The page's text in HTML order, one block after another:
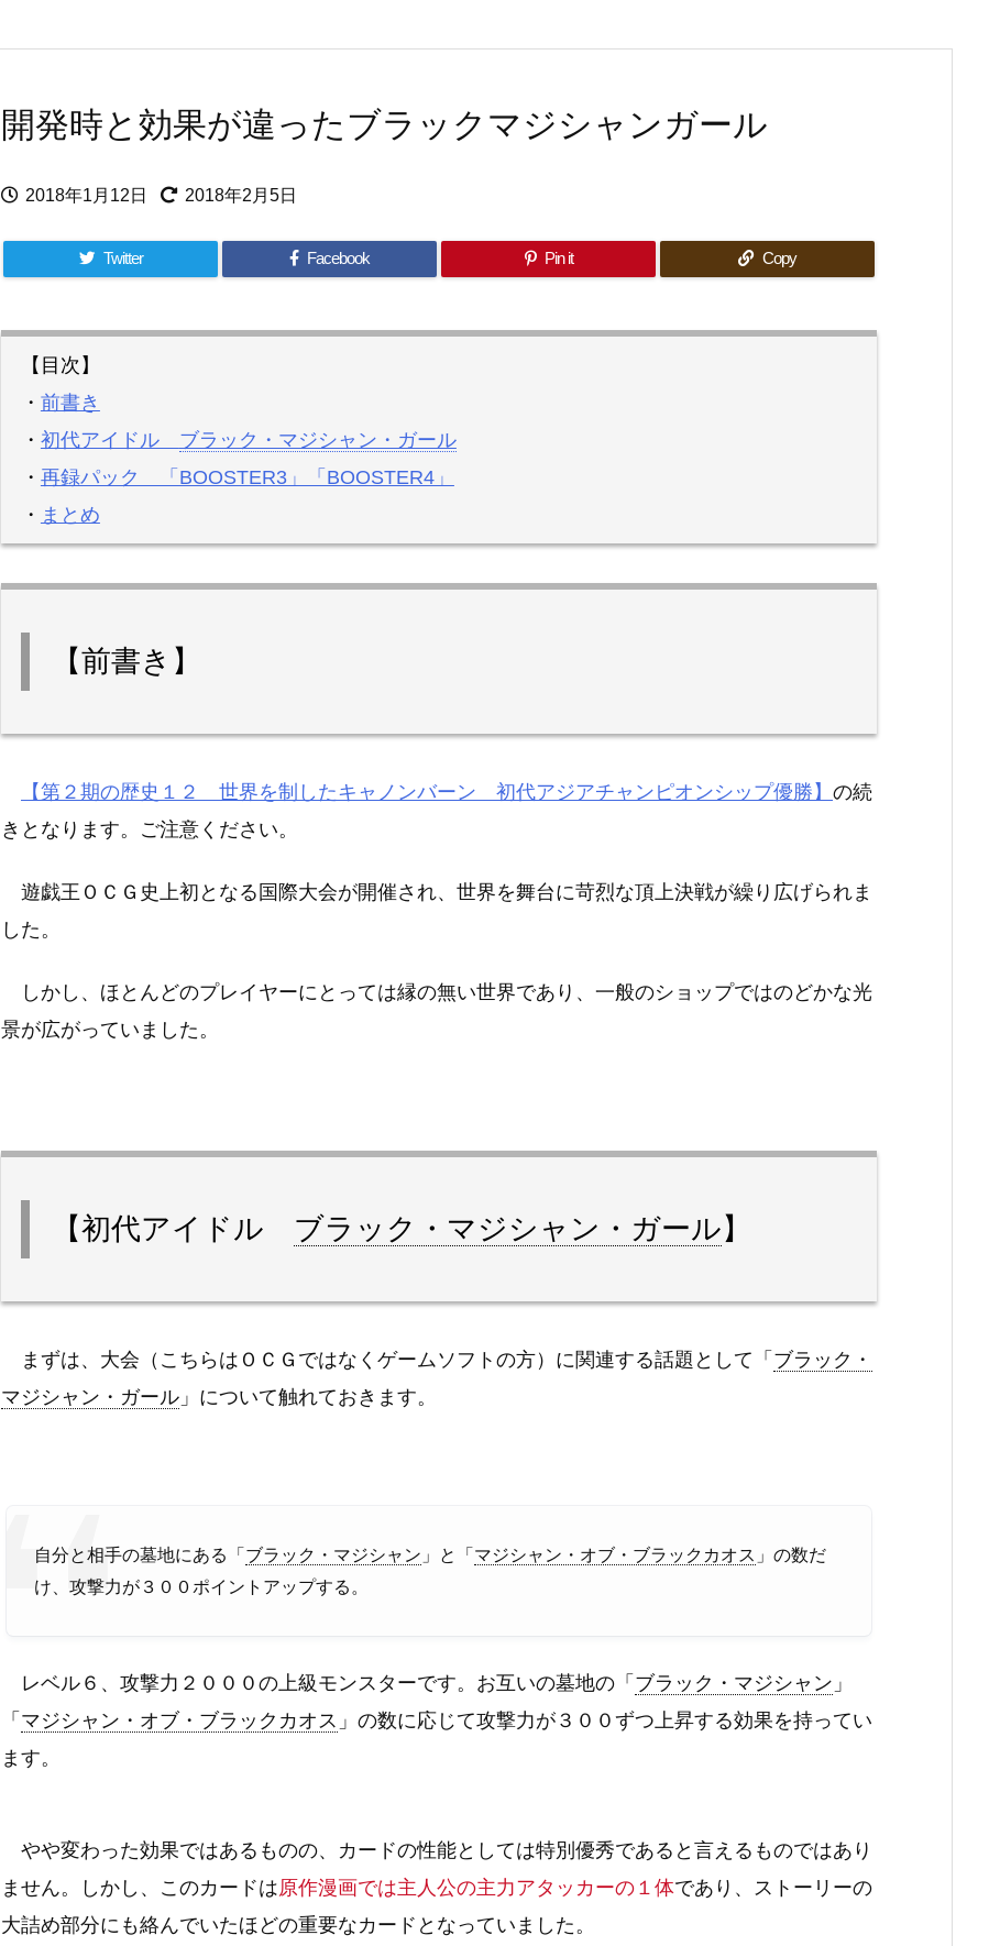
開発時と効果が違ったブラックマジシャンガール
2018年1月12日 2018年2月5日
Twitter Facebook Pin it Copy
【目次】
・ 前書き
・ 初代アイドル ブラック・マジシャン・ガール
・ 再録パック 「BOOSTER3」「BOOSTER4」
・ まとめ
【前書き】
【第２期の歴史１２ 世界を制したキャノンバーン 初代アジアチャンピオンシップ優勝】 の続
きとなります。ご注意ください。
遊戯王ＯＣＧ史上初となる国際大会が開催され、世界を舞台に苛烈な頂上決戦が繰り広げられま
した。
しかし、ほとんどのプレイヤーにとっては縁の無い世界であり、一般のショップではのどかな光
景が広がっていました。
【初代アイドル ブラック・マジシャン・ガール 】
まずは、大会（こちらはＯＣＧではなくゲームソフトの方）に関連する話題として「 ブラック・
マジシャン・ガール 」について触れておきます。
自分と相手の墓地にある「 ブラック・マジシャン 」と「 マジシャン・オブ・ブラックカオス 」の数だ
け、攻撃力が３００ポイントアップする。
レベル６、攻撃力２０００の上級モンスターです。お互いの墓地の「 ブラック・マジシャン 」
「 マジシャン・オブ・ブラックカオス 」の数に応じて攻撃力が３００ずつ上昇する効果を持ってい
ます。
やや変わった効果ではあるものの、カードの性能としては特別優秀であると言えるものではあり
ません。しかし、このカードは原作漫画では主人公の主力アタッカーの１体であり、ストーリーの
大詰め部分にも絡んでいたほどの重要なカードとなっていました。